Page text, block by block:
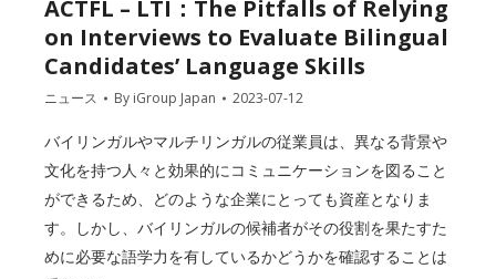
ACTFL – LTI：The Pitfalls of Relying
on Interviews to Evaluate Bilingual
Candidates’ Language Skills
ニュース By iGroup Japan 2023-07-12
バイリンガルやマルチリンガルの従業員は、異なる背景や
文化を持つ人々と効果的にコミュニケーションを図ること
ができるため、どのような企業にとっても資産となりま
す。しかし、バイリンガルの候補者がその役割を果たすた
めに必要な語学力を有しているかどうかを確認することは